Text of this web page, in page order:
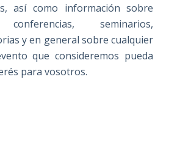
así como información sobre
seminarios,
y en general sobre cualquier
que consideremos pueda
para vosotros.